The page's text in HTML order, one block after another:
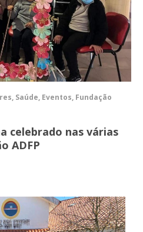
Saúde, Eventos, Fundação
celebrado nas várias
ADFP